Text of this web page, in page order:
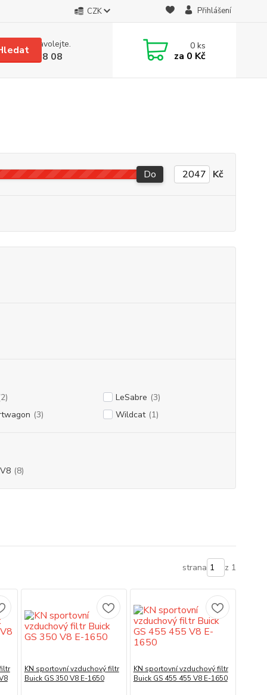
CZK Přihlášení
si rady? Zavolejte.
608 08 18 08
0ks
za 0 Kč
Do Kč
LeSabre (3)
(3) Wildcat (1)
(8)
strana z 1
KN sportovní vzduchový filtr
Buick GS 350 V8 E-1650
KN sportovní vzduchový filtr
Buick GS 455 455 V8 E-1650